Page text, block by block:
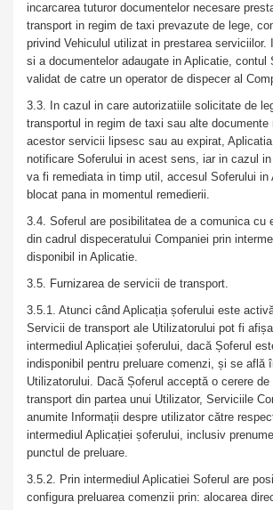
incarcarea tuturor documentelor necesare
transport in regim de taxi prevazute de lege,
privind Vehiculul utilizat in prestarea serviciilor.
si a documentelor adaugate in Aplicatie, contul
validat de catre un operator de dispecer al
3.3. In cazul in care autorizatiile solicitate de
transportul in regim de taxi sau alte documente
acestor servicii lipsesc sau au expirat,
notificare Soferului in acest sens, iar in cazul
va fi remediata in timp util, accesul Soferului in
blocat pana in momentul remedierii.
3.4. Soferul are posibilitatea de a comunica cu
din cadrul dispeceratului Companiei prin
disponibil in Aplicatie.
3.5. Furnizarea de servicii de transport.
3.5.1. Atunci când Aplicația șoferului este
Servicii de transport ale Utilizatorului pot fi
intermediul Aplicației șoferului, dacă Șoferul
indisponibil pentru preluare comenzi, și se află
Utilizatorului. Dacă Șoferul acceptă o cerere
transport din partea unui Utilizator, Serviciile
anumite Informații despre utilizator către
intermediul Aplicației șoferului, inclusiv
punctul de preluare.
3.5.2. Prin intermediul Aplicatiei Soferul are
configura preluarea comenzii prin: alocarea